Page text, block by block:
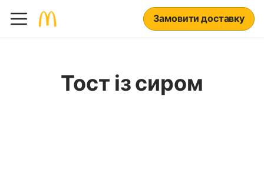
Замовити доставку
Тост із сиром